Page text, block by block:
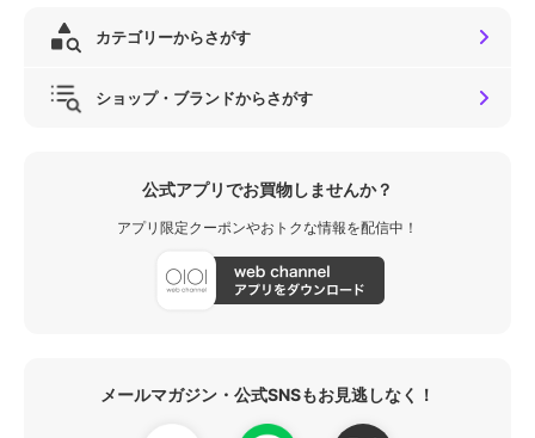
カテゴリーからさがす
ショップ・ブランドからさがす
公式アプリでお買物しませんか？
アプリ限定クーポンやおトクな情報を配信中！
メールマガジン・公式SNSもお見逃しなく！